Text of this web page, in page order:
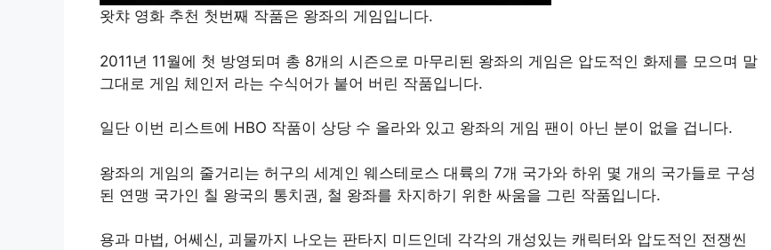
왓챠 영화 추천 첫번째 작품은 왕좌의 게임입니다.
2011년 11월에 첫 방영되며 총 8개의 시즌으로 마무리된 왕좌의 게임은 압도적인 화제를 모으며 말
그대로 게임 체인저 라는 수식어가 붙어 버린 작품입니다.
일단 이번 리스트에 HBO 작품이 상당 수 올라와 있고 왕좌의 게임 팬이 아닌 분이 없을 겁니다.
왕좌의 게임의 줄거리는 허구의 세계인 웨스테로스 대륙의 7개 국가와 하위 몇 개의 국가들로 구성
된 연맹 국가인 칠 왕국의 통치권, 철 왕좌를 차지하기 위한 싸움을 그린 작품입니다.
용과 마법, 어쎄신, 괴물까지 나오는 판타지 미드인데 각각의 개성있는 캐릭터와 압도적인 전쟁씬